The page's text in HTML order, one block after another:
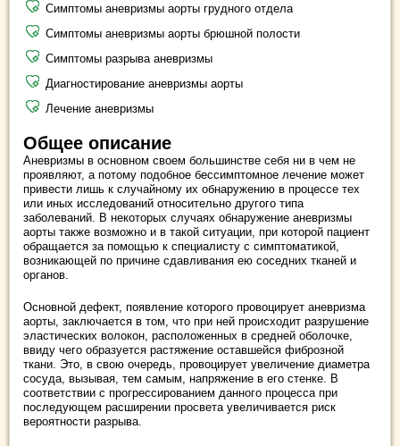
Симптомы аневризмы аорты грудного отдела
Симптомы аневризмы аорты брюшной полости
Симптомы разрыва аневризмы
Диагностирование аневризмы аорты
Лечение аневризмы
Общее описание
Аневризмы в основном своем большинстве себя ни в чем не
проявляют, а потому подобное бессимптомное лечение может
привести лишь к случайному их обнаружению в процессе тех
или иных исследований относительно другого типа
заболеваний. В некоторых случаях обнаружение аневризмы
аорты также возможно и в такой ситуации, при которой пациент
обращается за помощью к специалисту с симптоматикой,
возникающей по причине сдавливания ею соседних тканей и
органов.
Основной дефект, появление которого провоцирует аневризма
аорты, заключается в том, что при ней происходит разрушение
эластических волокон, расположенных в средней оболочке,
ввиду чего образуется растяжение оставшейся фиброзной
ткани. Это, в свою очередь, провоцирует увеличение диаметра
сосуда, вызывая, тем самым, напряжение в его стенке. В
соответствии с прогрессированием данного процесса при
последующем расширении просвета увеличивается риск
вероятности разрыва.